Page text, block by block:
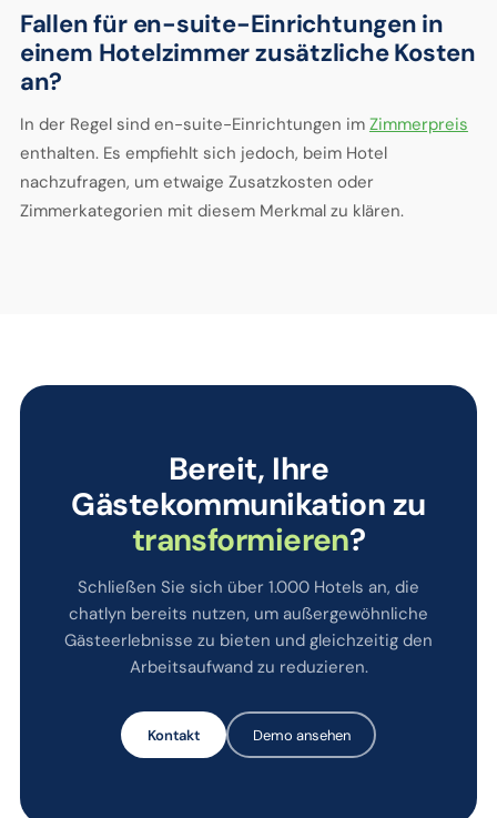
Fallen für en-suite-Einrichtungen in
einem Hotelzimmer zusätzliche Kosten
an?
In der Regel sind en-suite-Einrichtungen im Zimmerpreis
enthalten. Es empfiehlt sich jedoch, beim Hotel
nachzufragen, um etwaige Zusatzkosten oder
Zimmerkategorien mit diesem Merkmal zu klären.
Bereit, Ihre
Gästekommunikation zu
transformieren?
Schließen Sie sich über 1.000 Hotels an, die
chatlyn bereits nutzen, um außergewöhnliche
Gästeerlebnisse zu bieten und gleichzeitig den
Arbeitsaufwand zu reduzieren.
Kontakt Demo ansehen